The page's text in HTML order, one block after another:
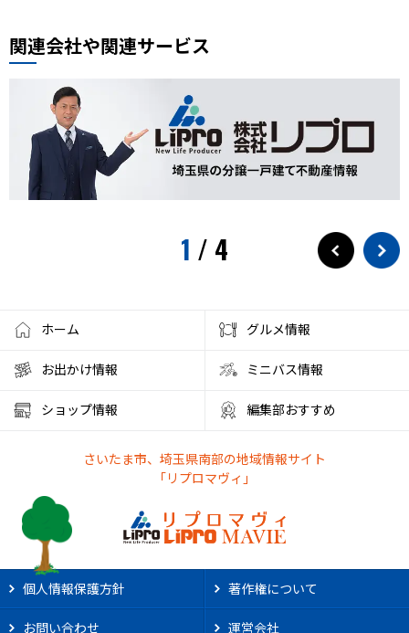
関連会社や関連サービス
1 / 4
ホーム グルメ情報
お出かけ情報 ミニバス情報
ショップ情報 編集部おすすめ
さいたま市、埼玉県南部の地域情報サイト
「リプロマヴィ」
個人情報保護方針 著作権について
お問い合わせ 運営会社